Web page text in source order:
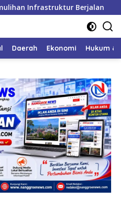
Berjalan Banjir
Daerah Ekonomi Hukum &